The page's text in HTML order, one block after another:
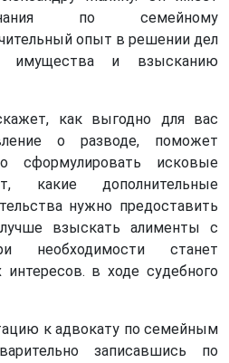
по семейному
опыт в решении дел
имущества и взысканию
как выгодно для вас
о разводе, поможет
сформулировать исковые
какие дополнительные
нужно предоставить
взыскать алименты с
необходимости станет
в ходе судебного
к адвокату по семейным
записавшись по